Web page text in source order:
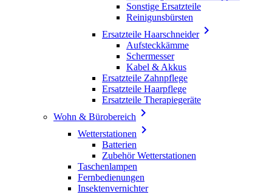
Sonstige Ersatzteile
Reinigunsbürsten
Ersatzteile Haarschneider
Aufsteckkämme
Schermesser
Kabel & Akkus
Ersatzteile Zahnpflege
Ersatzteile Haarpflege
Ersatzteile Therapiegeräte
Wohn & Bürobereich 
Wetterstationen 
Batterien
Zubehör Wetterstationen
Taschenlampen
Fernbedienungen
Insektenvernichter